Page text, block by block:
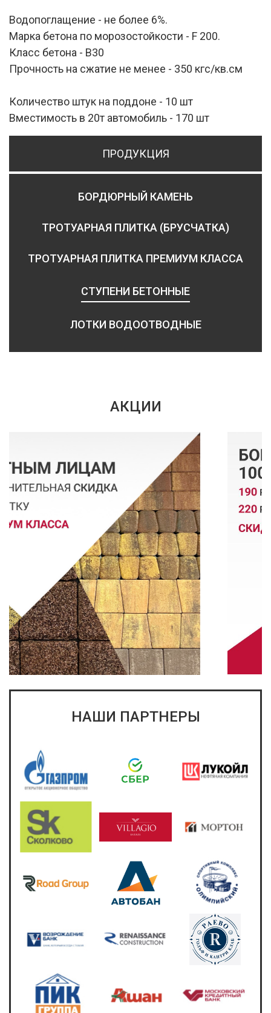
ПРОДУКЦИЯ
БОРДЮРНЫЙ КАМЕНЬ
ТРОТУАРНАЯ ПЛИТКА (БРУСЧАТКА)
ТРОТУАРНАЯ ПЛИТКА ПРЕМИУМ КЛАССА
СТУПЕНИ БЕТОННЫЕ
ЛОТКИ ВОДООТВОДНЫЕ
Водопоглащение - не более 6%.
Марка бетона по морозостойкости - F 200.
Класс бетона - B30
Прочность на сжатие не менее - 350 кгс/кв.см
Количество штук на поддоне - 10 шт
Вместимость в 20т автомобиль - 170 шт
АКЦИИ
НАШИ ПАРТНЕРЫ